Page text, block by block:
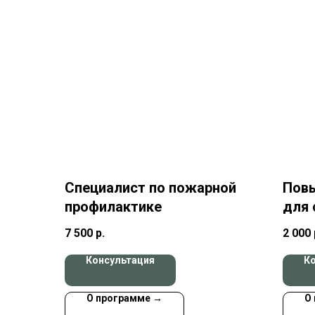
Специалист по пожарной
профилактике
7 500 р.
Консультация
О программе →
для
2 000
О